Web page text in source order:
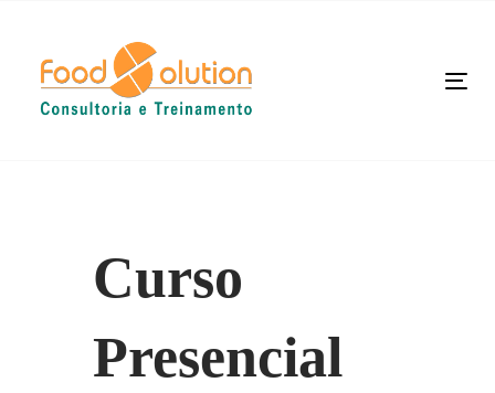
primary
navigation
Curso
Presencial